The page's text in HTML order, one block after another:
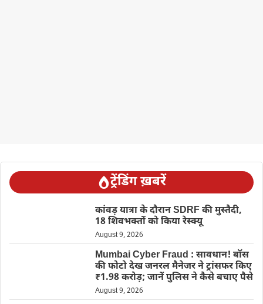
ट्रेंडिंग ख़बरें
कांवड़ यात्रा के दौरान SDRF की मुस्तैदी,
18 शिवभक्तों को किया रेस्क्यू
August 9, 2026
Mumbai Cyber Fraud : सावधान! बॉस
की फोटो देख जनरल मैनेजर ने ट्रांसफर किए
₹1.98 करोड़; जानें पुलिस ने कैसे बचाए पैसे
August 9, 2026